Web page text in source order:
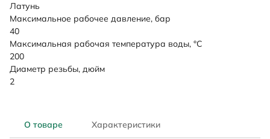
Латунь
Максимальное рабочее давление, бар
40
Максимальная рабочая температура воды, °C
200
Диаметр резьбы, дюйм
2
О товаре Характеристики